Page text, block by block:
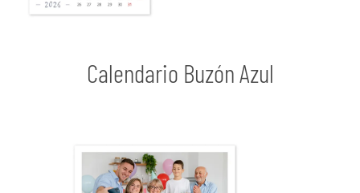
Calendario Buzón Azul